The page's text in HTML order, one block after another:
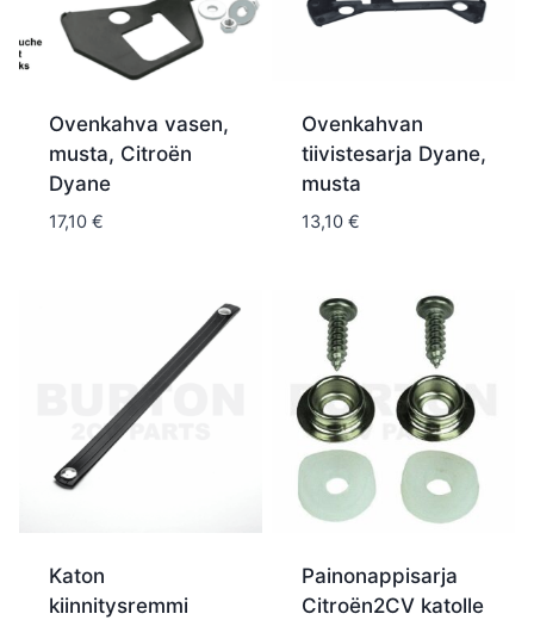
Ovenkahva vasen,
musta, Citroën
Dyane
17,10 €
Ovenkahvan
tiivistesarja Dyane,
musta
13,10 €
Katon
kiinnitysremmi
Painonappisarja
Citroën2CV katolle